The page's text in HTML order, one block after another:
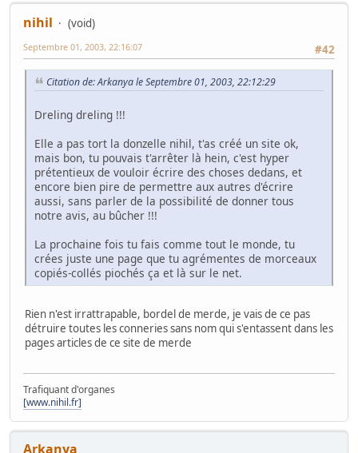
nihil
(void)
#42
Septembre 01, 2003, 22:16:07
Citation de: Arkanya le Septembre 01, 2003, 22:12:29
Dreling dreling !!!
Elle a pas tort la donzelle nihil, t'as créé un site ok,
mais bon, tu pouvais t'arrêter là hein, c'est hyper
prétentieux de vouloir écrire des choses dedans, et
encore bien pire de permettre aux autres d'écrire
aussi, sans parler de la possibilité de donner tous
notre avis, au bûcher !!!
La prochaine fois tu fais comme tout le monde, tu
crées juste une page que tu agrémentes de morceaux
copiés-collés piochés ça et là sur le net.
Rien n'est irrattrapable, bordel de merde, je vais de ce pas
détruire toutes les conneries sans nom qui s'entassent dans les
pages articles de ce site de merde
Trafiquant d'organes
[www.nihil.fr]
Arkanya